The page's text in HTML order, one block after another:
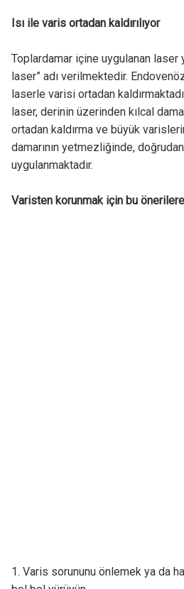
Isı ile varis ortadan kaldırılıyor
Toplardamar içine uygulanan laser
laser” adı verilmektedir.
laserle varisi ortadan
laser, derinin üzerinden kılcal
ortadan kaldırma ve büyük
damarının yetmezliğinde,
uygulanmaktadır.
Varisten korunmak için bu
1. Varis sorununu önlemek ya da